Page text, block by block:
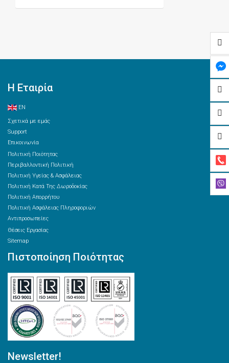
Η Εταιρία
EN
Σχετικά με εμάς
Support
Επικοινωνία
Πολιτική Ποιότητας
Περιβαλλοντική Πολιτική
Πολιτική Υγείας & Ασφάλειας
Πολιτική Κατά Της Δωροδοκίας
Πολιτική Απορρήτου
Πολιτική Ασφάλειας Πληροφοριών
Αντιπροσωπείες
Θέσεις Εργασίας
Sitemap
Πιστοποίηση Ποιότητας
Newsletter!